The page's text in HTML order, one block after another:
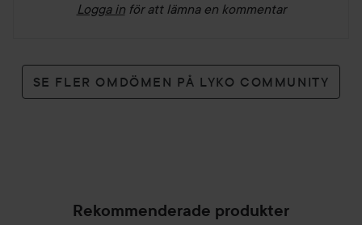
Logga in för att lämna en kommentar
SE FLER OMDÖMEN PÅ LYKO COMMUNITY
Rekommenderade produkter